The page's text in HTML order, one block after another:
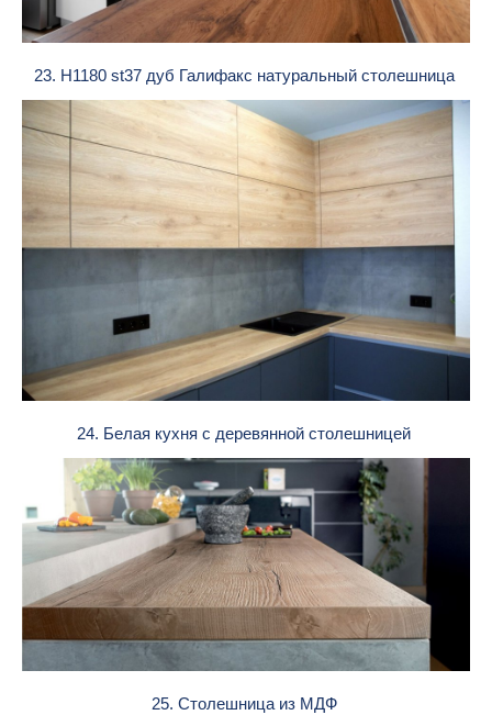
23. H1180 st37 дуб Галифакс натуральный столешница
24. Белая кухня с деревянной столешницей
25. Столешница из МДФ